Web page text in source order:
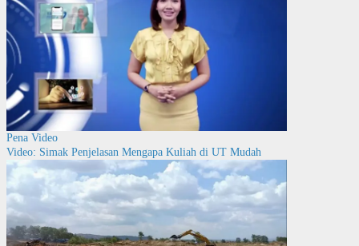
Pena Video
Video: Simak Penjelasan Mengapa Kuliah di UT Mudah